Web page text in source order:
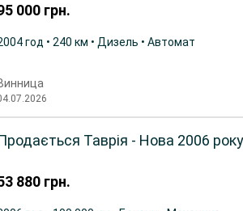
000 грн.
год • 240 км • Дизель • Автомат
880 грн.
Таврія - Нова 2006